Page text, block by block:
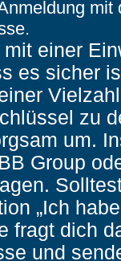
einer
es sicher
zu
um.
Group
„Ich
fragt dich
und